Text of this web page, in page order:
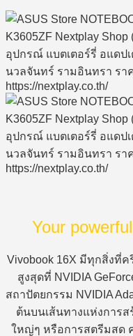
Your
Vivobook 16X มีทุกสิ่งที่ค
สูงสุดที่ NVIDIA
สถาปัตยกรรม NVIDIA
ต้นบนเส้นทางแห่งการส
ใหญ่ๆ หรือการสตรีมสด